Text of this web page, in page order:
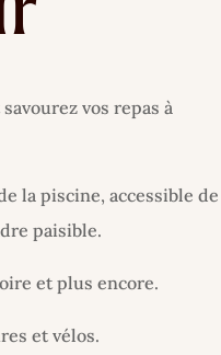
vos repas à
la piscine, accessible de
paisible.
et plus encore.
et vélos.